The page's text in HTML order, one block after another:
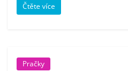
Čtěte více
Pračky